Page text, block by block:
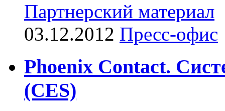
Партнерский материал
03.12.2012 Пресс-офис
Phoenix Contact.
(CES)